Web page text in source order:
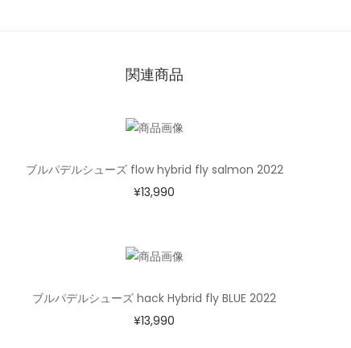
関連商品
ブルパデルシューズ flow hybrid fly salmon 2022
¥13,990
ブルパデルシューズ hack Hybrid fly BLUE 2022
¥13,990